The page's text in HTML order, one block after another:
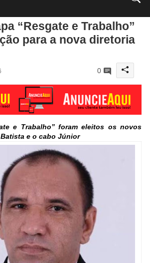
“Resgate e Trabalho”
para a nova diretoria
0
e Trabalho” foram eleitos os novos
e o cabo Júnior